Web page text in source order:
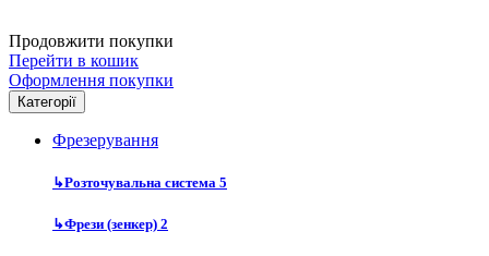
Продовжити покупки
Перейти в кошик
Оформлення покупки
Категорії
Фрезерування
↳Розточувальна система 5
↳Фрези (зенкер) 2